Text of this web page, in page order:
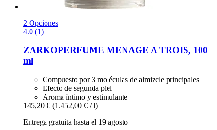
2 Opciones
4.0 (1)
ZARKOPERFUME MENAGE A TROIS, 100
ml
Compuesto por 3 moléculas de almizcle principales
Efecto de segunda piel
Aroma íntimo y estimulante
145,20 € (1.452,00 € / l)
Entrega gratuita hasta el 19 agosto